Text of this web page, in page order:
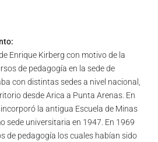
Enrique Kirberg con motivo de la
de pedagogía en la sede de
con distintas sedes a nivel nacional,
desde Arica a Punta Arenas. En
la antigua Escuela de Minas
sede universitaria en 1947. En 1969
de pedagogía los cuales habían sido